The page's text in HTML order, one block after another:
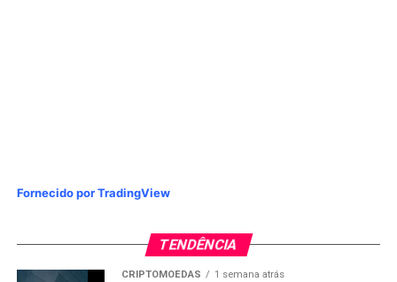
Fornecido por TradingView
TENDÊNCIA
CRIPTOMOEDAS 1 semana atrás